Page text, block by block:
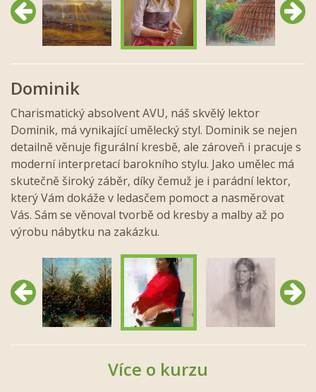
Předchozí Další
Dominik
Charismatický absolvent AVU, náš skvělý lektor
Dominik, má vynikající umělecký styl. Dominik se nejen
detailně věnuje figurální kresbě, ale zároveň i pracuje s
moderní interpretací barokního stylu. Jako umělec má
skutečně široký záběr, díky čemuž je i parádní lektor,
který Vám dokáže v ledasčem pomoct a nasměrovat
Vás. Sám se věnoval tvorbě od kresby a malby až po
výrobu nábytku na zakázku.
Předchozí Další
Více o kurzu